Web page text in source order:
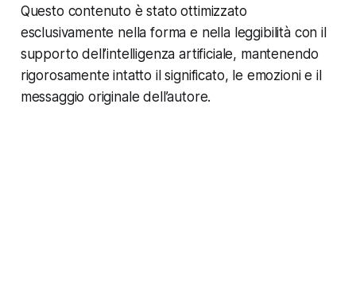
Questo contenuto è stato ottimizzato
esclusivamente nella forma e nella leggibilità con il
supporto dell’intelligenza artificiale, mantenendo
rigorosamente intatto il significato, le emozioni e il
messaggio originale dell’autore.